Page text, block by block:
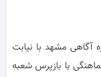
آگاهی مشهد با نیابت
با بازپرس شعبه